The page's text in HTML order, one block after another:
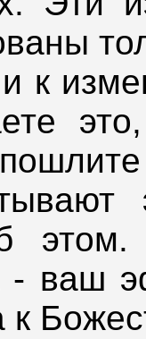
к
- ваш
к